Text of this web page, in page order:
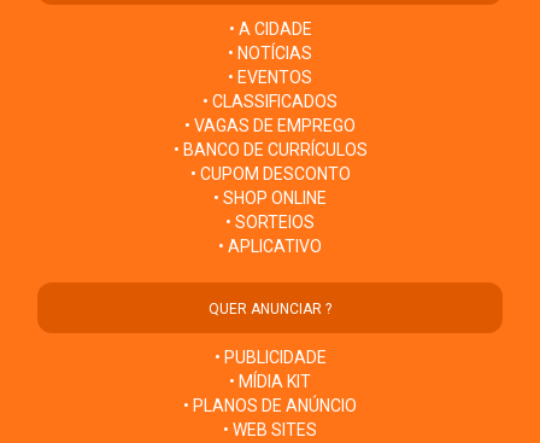
• A CIDADE
• NOTÍCIAS
• EVENTOS
• CLASSIFICADOS
• VAGAS DE EMPREGO
• BANCO DE CURRÍCULOS
• CUPOM DESCONTO
• SHOP ONLINE
• SORTEIOS
• APLICATIVO
QUER ANUNCIAR ?
• PUBLICIDADE
• MÍDIA KIT
• PLANOS DE ANÚNCIO
• WEB SITES